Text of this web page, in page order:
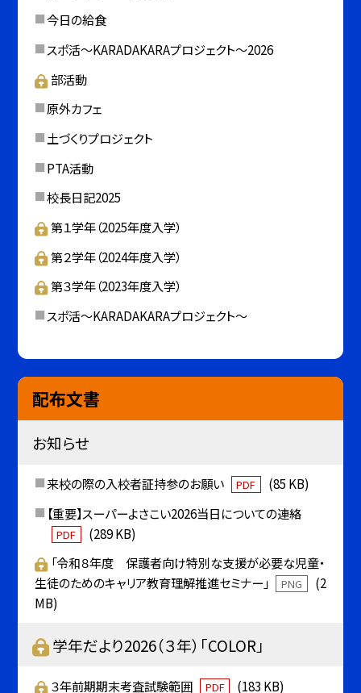
今日の給食
スポ活～KARADAKARAプロジェクト～2026
部活動
原外カフェ
土づくりプロジェクト
PTA活動
校長日記2025
第１学年（2025年度入学）
第２学年（2024年度入学）
第３学年（2023年度入学）
スポ活～KARADAKARAプロジェクト～
配布文書
お知らせ
来校の際の入校者証持参のお願い PDF
(85 KB)
【重要】スーパーよさこい2026当日についての連絡
PDF
(289 KB)
「令和８年度 保護者向け特別な支援が必要な児童・
生徒のためのキャリア教育理解推進セミナー」
PNG
(2
MB)
学年だより2026（３年）「COLOR」
３年前期期末考査試験範囲 PDF (183 KB)